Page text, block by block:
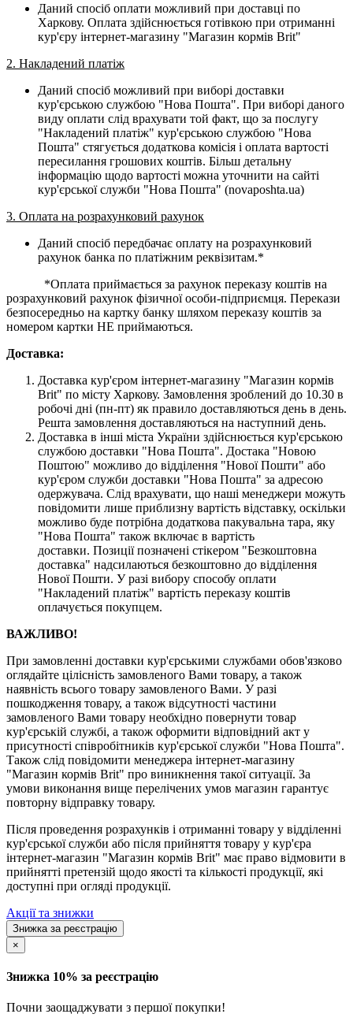
Даний спосіб оплати можливий при доставці по
Харкову. Оплата здійснюється готівкою при отриманні
кур'єру інтернет-магазину "Магазин кормів Brit"
2. Накладений платіж
Даний спосіб можливий при виборі доставки
кур'єрською службою "Нова Пошта". При виборі даного
виду оплати слід врахувати той факт, що за послугу
"Накладений платіж" кур'єрською службою "Нова
Пошта" стягується додаткова комісія і оплата вартості
пересилання грошових коштів. Більш детальну
інформацію щодо вартості можна уточнити на сайті
кур'єрської служби "Нова Пошта" (novaposhta.ua)
3. Оплата на розрахунковий рахунок
Даний спосіб передбачає оплату на розрахунковий
рахунок банка по платіжним реквізитам.*
*Оплата приймається за рахунок переказу коштів на
розрахунковий рахунок фізичної особи-підприємця. Перекази
безпосередньо на картку банку шляхом переказу коштів за
номером картки НЕ приймаються.
Доставка:
Доставка кур'єром інтернет-магазину "Магазин кормів
Brit" по місту Харкову. Замовлення зроблений до 10.30 в
робочі дні (пн-пт) як правило доставляються день в день.
Решта замовлення доставляються на наступний день.
Доставка в інші міста України здійснюється кур'єрською
службою доставки "Нова Пошта". Достака "Новою
Поштою" можливо до відділення "Нової Пошти" або
кур'єром служби доставки "Нова Пошта" за адресою
одержувача. Слід врахувати, що наші менеджери можуть
повідомити лише приблизну вартість відставку, оскільки
можливо буде потрібна додаткова пакувальна тара, яку
"Нова Пошта" також включає в вартість
доставки. Позиції позначені стікером "Безкоштовна
доставка" надсилаються безкоштовно до відділення
Нової Пошти. У разі вибору способу оплати
"Накладений платіж" вартість переказу коштів
оплачується покупцем.
ВАЖЛИВО!
При замовленні доставки кур'єрськими службами обов'язково
оглядайте цілісність замовленого Вами товару, а також
наявність всього товару замовленого Вами. У разі
пошкодження товару, а також відсутності частини
замовленого Вами товару необхідно повернути товар
кур'єрській службі, а також оформити відповідний акт у
присутності співробітників кур'єрської служби "Нова Пошта".
Також слід повідомити менеджера інтернет-магазину
"Магазин кормів Brit" про виникнення такої ситуації. За
умови виконання вище перелічених умов магазин гарантує
повторну відправку товару.
Після проведення розрахунків і отриманні товару у відділенні
кур'єрської служби або після прийняття товару у кур'єра
інтернет-магазин "Магазин кормів Brit" має право відмовити в
прийнятті претензій щодо якості та кількості продукції, які
доступні при огляді продукції.
Акції та знижки
Знижка за реєстрацію
×
Знижка 10% за реєстрацію
Почни заощаджувати з першої покупки!